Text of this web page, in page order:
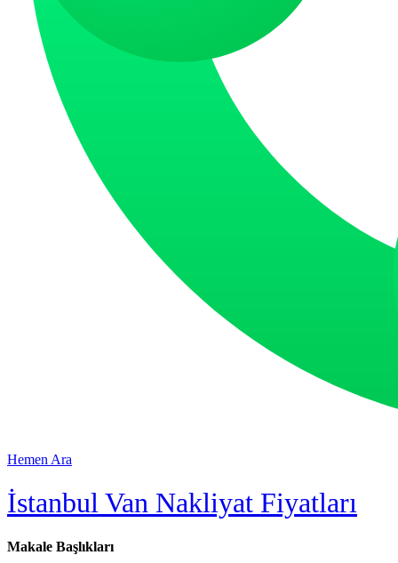
Hemen Ara
İstanbul Van Nakliyat Fiyatları
Makale Başlıkları